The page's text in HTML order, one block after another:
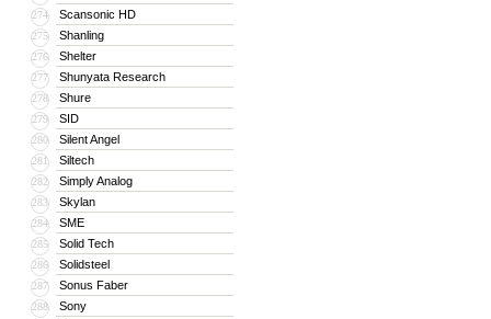
274 Scansonic HD
275 Shanling
276 Shelter
277 Shunyata Research
278 Shure
279 SID
280 Silent Angel
281 Siltech
282 Simply Analog
283 Skylan
284 SME
285 Solid Tech
286 Solidsteel
287 Sonus Faber
288 Sony